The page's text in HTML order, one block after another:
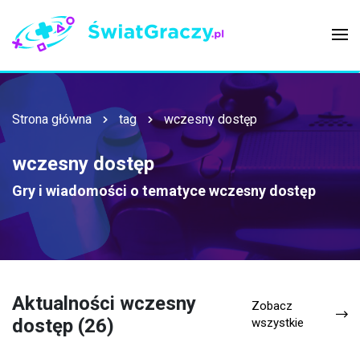
Strona główna tag wczesny dostęp
wczesny dostęp
Gry i wiadomości o tematycewczesny dostęp
Aktualności wczesny
dostęp (26)
Zobacz
wszystkie